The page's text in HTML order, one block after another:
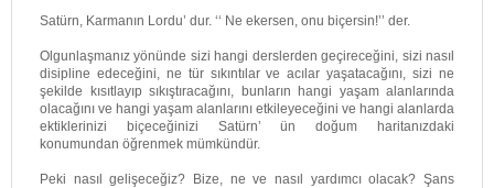
Satürn, Karmanın Lordu’ dur. ‘‘ Ne ekersen, onu biçersin!’’ der.
Olgunlaşmanız yönünde sizi hangi derslerden geçireceğini, sizi nasıl
disipline edeceğini, ne tür sıkıntılar ve acılar yaşatacağını, sizi ne
şekilde kısıtlayıp sıkıştıracağını, bunların hangi yaşam alanlarında
olacağını ve hangi yaşam alanlarını etkileyeceğini ve hangi alanlarda
ektiklerinizi biçeceğinizi Satürn’ ün doğum haritanızdaki
konumundan öğrenmek mümkündür.
Peki nasıl gelişeceğiz? Bize, ne ve nasıl yardımcı olacak? Şans